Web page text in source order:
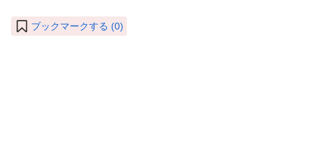
ブックマークする (0)